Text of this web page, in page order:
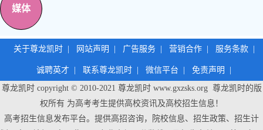
媒体
关于尊龙凯时 网站声明 广告服务 营销合作 服务条款
诚聘英才 联系尊龙凯时 微信平台 免责声明
尊龙凯时 copyright © 2010-2021 尊龙凯时www.gxzsks.org 尊龙凯时的版
权所有 为高考考生提供高校资讯及高校招生信息！
高考招生信息发布平台。提供高招咨询，院校信息、招生政策、招生计